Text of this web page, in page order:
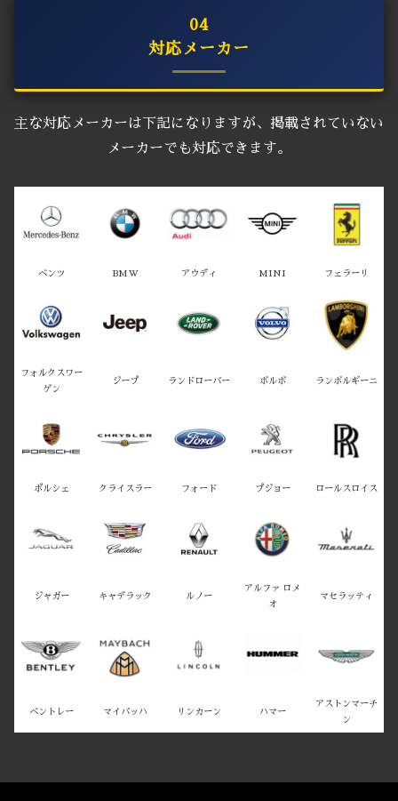
04
対応メーカー
主な対応メーカーは下記になりますが、掲載されていない
メーカーでも対応できます。
ベンツ BMW アウディ MINI フェラーリ
フォルクスワー
ゲン
ジープ ランドローバー ボルボ ランボルギーニ
ポルシェ クライスラー フォード プジョー ロールスロイス
ジャガー キャデラック ルノー
アルファ ロメ
オ
マセラッティ
ベントレー マイバッハ リンカーン ハマー
アストンマーチ
ン